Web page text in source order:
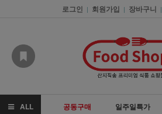
로그인 | 회원가입 | 장바구니 |
ALL 공동구매 일주일특가